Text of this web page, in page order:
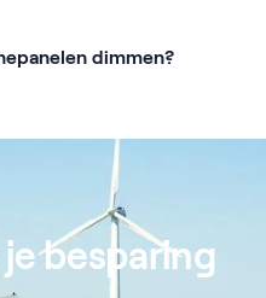
dimmen?
besparing